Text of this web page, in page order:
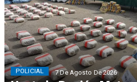
POLICIAL 7 De Agosto De 2026